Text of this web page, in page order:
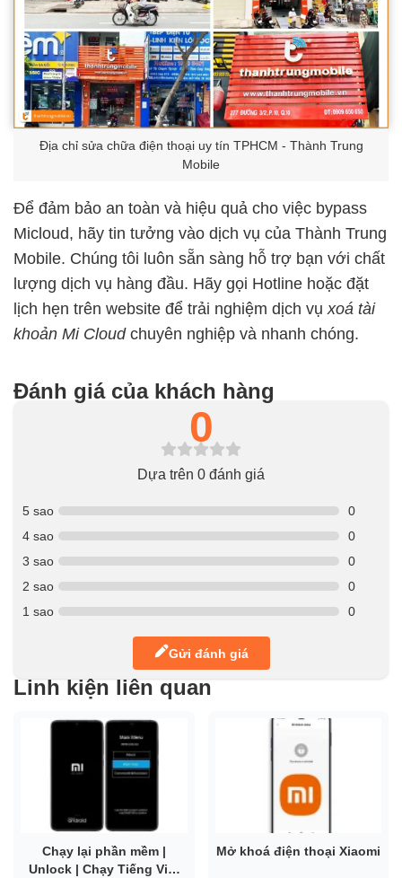
Địa chỉ sửa chữa điện thoại uy tín TPHCM - Thành Trung
Mobile
Để đảm bảo an toàn và hiệu quả cho việc bypass
Micloud, hãy tin tưởng vào dịch vụ của Thành Trung
Mobile. Chúng tôi luôn sẵn sàng hỗ trợ bạn với chất
lượng dịch vụ hàng đầu. Hãy gọi Hotline hoặc đặt
lịch hẹn trên website để trải nghiệm dịch vụxoá tài
khoản Mi Cloudchuyên nghiệp và nhanh chóng.
Đánh giá của khách hàng
0
Dựa trên 0 đánh giá
5 sao
0
4 sao
0
3 sao
0
2 sao
0
1 sao
0
Gửi đánh giá
Linh kiện liên quan
Chạy lại phần mềm |
Unlock | Chạy Tiếng Việt
Mở khoá điện thoại Xiaomi